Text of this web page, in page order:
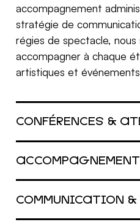
accompagnement
stratégie de
régies de spectacle,
accompagner à chaque
artistiques et
CONFÉRENCES &
COMMUNICATION